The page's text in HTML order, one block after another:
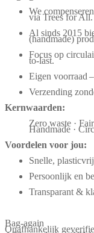
We
via Trees for All.
Al sinds 2015
(handmade)
Focus op
to-last.
Eigen voorraad
Verzending
Kernwaarden:
Zero waste ·
Handmade ·
Voordelen voor jou:
Snelle,
Persoonlijk en
Transparant &
Bag-again
Onafhankelijk